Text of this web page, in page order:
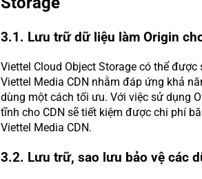
3.1. Lưu trữ dữ liệu làm Origin
Viettel Cloud Object Storage có thể
Viettel Media CDN nhằm đáp ứng khả
dùng một cách tối ưu. Với việc sử dụng
tĩnh cho CDN sẽ tiết kiệm được chi phí
Viettel Media CDN.
3.2. Lưu trữ, sao lưu bảo vệ các